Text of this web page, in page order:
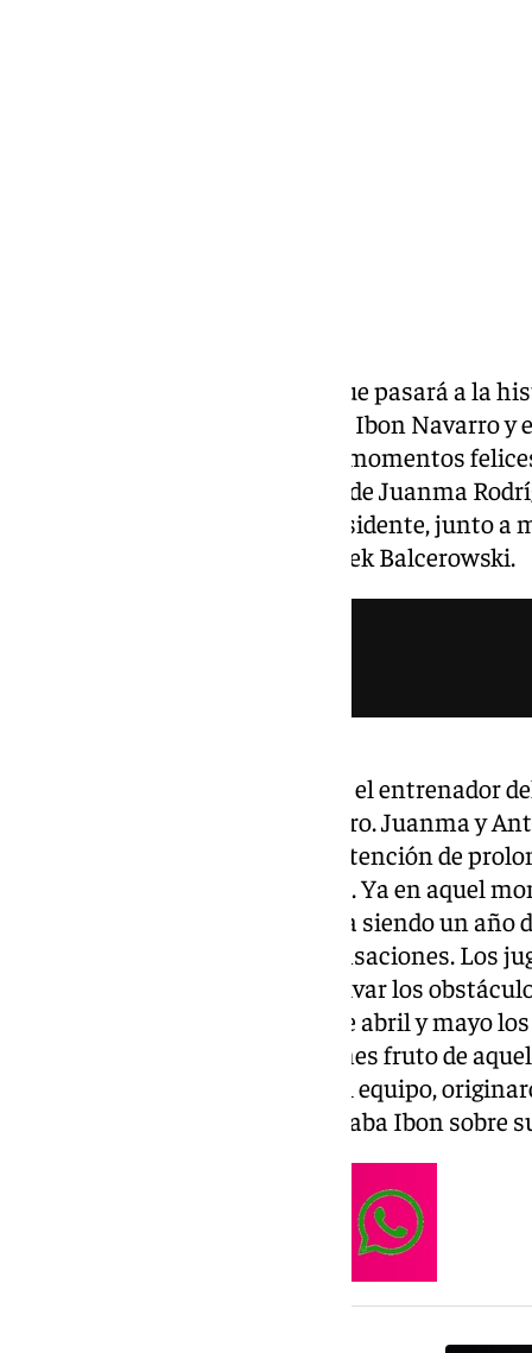
Este miércoles ha sido un día que pasará a la
motivo es triste, los caminos de Ibon Navarro y
tras una exitosa etapa llena de momentos
en sala de prensa acompañado de Juanma
Antonio Jesús López Nieto, presidente, junto a
dos jugadores: Alberto Díaz y Olek Balcerowski.
«Comuniqué al club que no será el entrenador
viene. La última semana de enero. Juanma y
conmigo para trasladarme la intención de
más. Supuso un orgullo para mí. Ya en aquel
empezaba a tener dudas. Estaba siendo un
siendo mejores que algunas sensaciones. Los
esfuerzo muy grande para esquivar los
encontrando. Durante el mes de abril y mayo
momentos las malas sensaciones fruto de
podía pasar, que se podía caer el equipo,
problemas a solucionar», explicaba Ibon sobre